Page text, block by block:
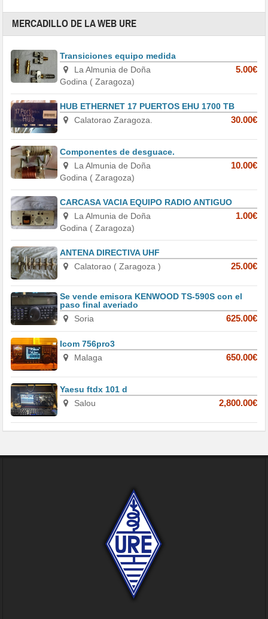
MERCADILLO DE LA WEB URE
Transiciones equipo medida
La Almunia de Doña
Godina ( Zaragoza)
5.00€
HUB ETHERNET 17 PUERTOS EHU 1700 TB
Calatorao Zaragoza.
30.00€
Componentes de desguace.
La Almunia de Doña
Godina ( Zaragoza)
10.00€
CARCASA VACIA EQUIPO RADIO ANTIGUO
La Almunia de Doña
Godina ( Zaragoza)
1.00€
ANTENA DIRECTIVA UHF
Calatorao ( Zaragoza )
25.00€
Se vende emisora KENWOOD TS-590S con el
paso final averiado
Soria
625.00€
Icom 756pro3
Malaga
650.00€
Yaesu ftdx 101 d
Salou
2,800.00€